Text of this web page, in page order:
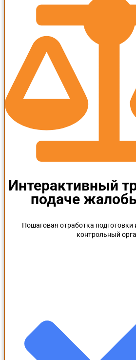
Интерактивный
подаче
Пошаговая отработка
контрольный